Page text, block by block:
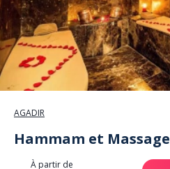
AGADIR
Hammam et Massage
À partir de